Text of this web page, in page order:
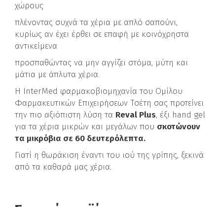
χώρους
πλένοντας συχνά τα χέρια με απλό σαπούνι,
κυρίως αν έχει έρθει σε επαφή με κοινόχρηστα
αντικείμενα
προσπαθώντας να μην αγγίζει στόμα, μύτη και
μάτια με άπλυτα χέρια.
Η InterMed φαρμακοβιομηχανία του Ομίλου
Φαρμακευτικών Επιχειρήσεων Τσέτη σας προτείνει
την πιο αξιόπιστη λύση τα Reval Plus, έξι hand gel
για τα χέρια μικρών και μεγάλων που σκοτώνουν
τα μικρόβια σε 60 δευτερόλεπτα.
Γιατί η θωράκιση έναντι του ιού της γρίπης, ξεκινά
από τα καθαρά μας χέρια.